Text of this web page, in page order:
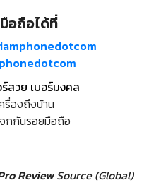
อถือได้ที่
สวย เบอร์มงคล
รื่องถึงบ้าน
กกันรอยมือถือ
Review Source (Global)